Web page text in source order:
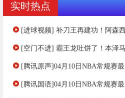
实时热点
[进球视频] 补刀王再建功！阿森西奥破门，
[空门不进] 霸王龙吐饼了！本泽马空门爆射
[腾讯原声]04月10日NBA常规赛最后一轮 快船 -
[腾讯国语]04月10日NBA常规赛最后一轮 爵士 -